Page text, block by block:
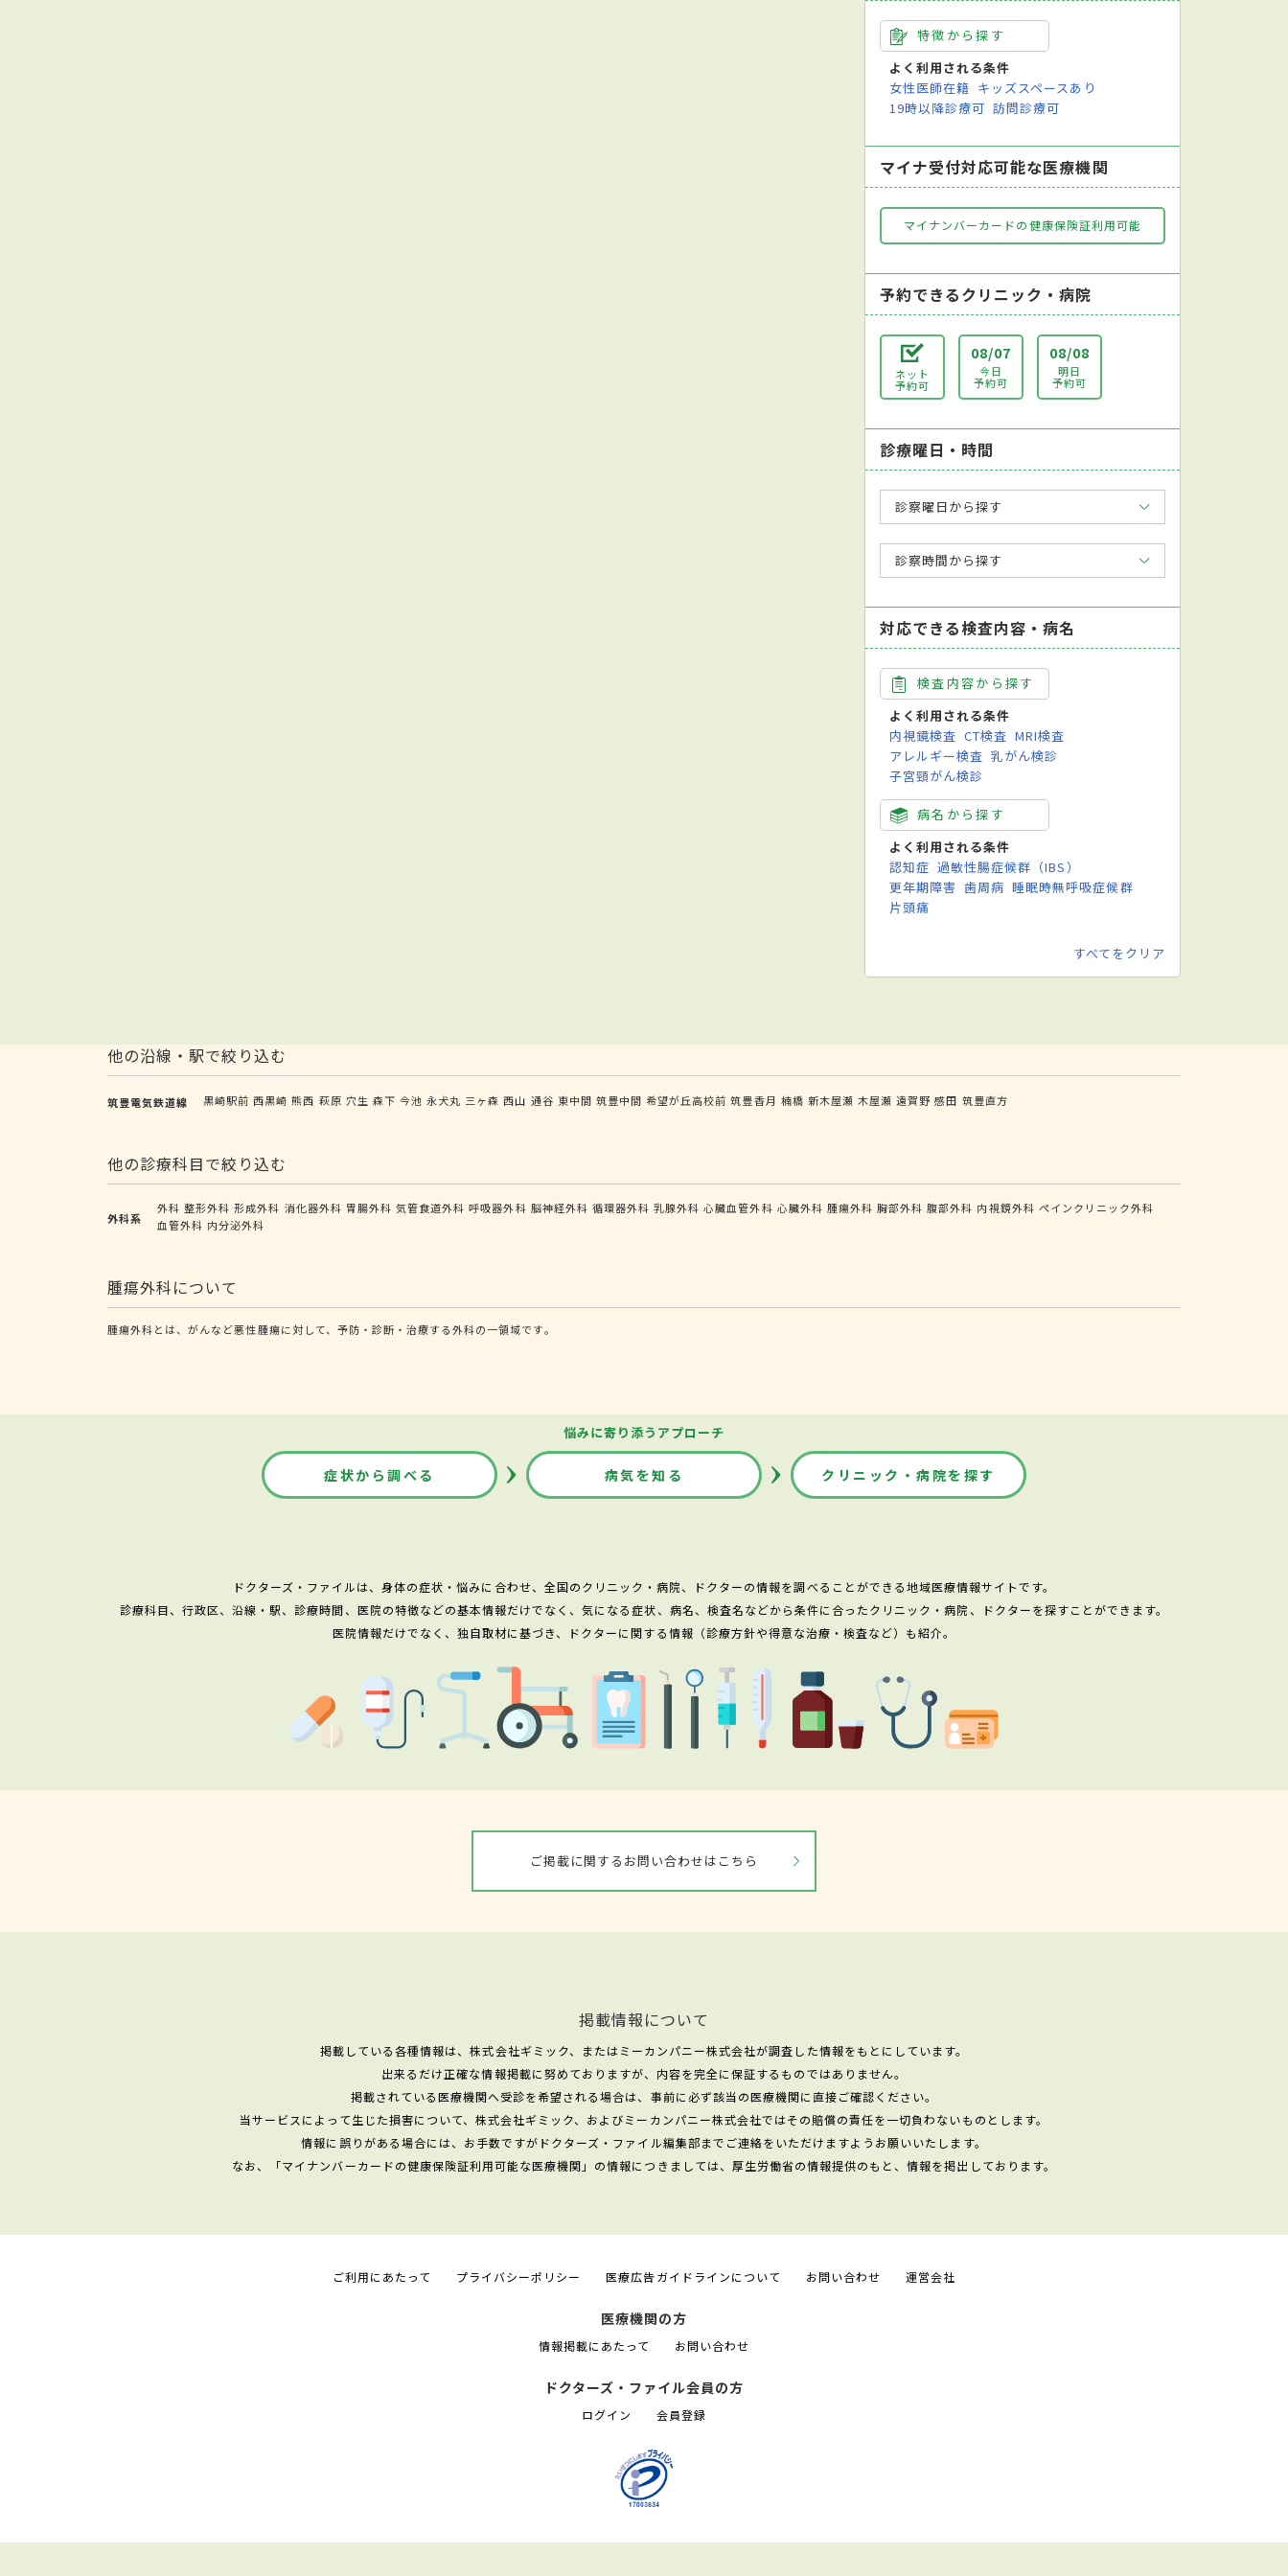
特徴から探す
よく利用される条件
女性医師在籍 キッズスペースあり
19時以降診療可 訪問診療可
マイナ受付対応可能な医療機関
マイナンバーカードの健康保険証利用可能
予約できるクリニック・病院
ネット
予約可
08/07
今日
予約可
08/08
明日
予約可
診療曜日・時間
診察曜日から探す
診察時間から探す
対応できる検査内容・病名
検査内容から探す
よく利用される条件
内視鏡検査 CT検査 MRI検査
アレルギー検査 乳がん検診
子宮頸がん検診
病名から探す
よく利用される条件
認知症 過敏性腸症候群（IBS）
更年期障害 歯周病 睡眠時無呼吸症候群
片頭痛
すべてをクリア
他の沿線・駅で絞り込む
筑豊電気鉄道線 黒崎駅前 西黒崎 熊西 萩原 穴生 森下 今池 永犬丸 三ヶ森 西山 通谷 東中間 筑豊中間 希望が丘高校前 筑豊香月 楠橋 新木屋瀬 木屋瀬 遠賀野 感田 筑豊直方
他の診療科目で絞り込む
外科系
外科 整形外科 形成外科 消化器外科 胃腸外科 気管食道外科 呼吸器外科 脳神経外科 循環器外科 乳腺外科 心臓血管外科 心臓外科 腫瘍外科 胸部外科 腹部外科 内視鏡外科 ペインクリニック外科
血管外科 内分泌外科
腫瘍外科について
腫瘍外科とは、がんなど悪性腫瘍に対して、予防・診断・治療する外科の一領域です。
悩みに寄り添うアプローチ
症状から調べる 病気を知る クリニック・病院を探す
ドクターズ・ファイルは、身体の症状・悩みに合わせ、全国のクリニック・病院、ドクターの情報を調べることができる地域医療情報サイトです。
診療科目、行政区、沿線・駅、診療時間、医院の特徴などの基本情報だけでなく、気になる症状、病名、検査名などから条件に合ったクリニック・病院、ドクターを探すことができます。
医院情報だけでなく、独自取材に基づき、ドクターに関する情報（診療方針や得意な治療・検査など）も紹介。
ご掲載に関するお問い合わせはこちら
掲載情報について
掲載している各種情報は、株式会社ギミック、またはミーカンパニー株式会社が調査した情報をもとにしています。
出来るだけ正確な情報掲載に努めておりますが、内容を完全に保証するものではありません。
掲載されている医療機関へ受診を希望される場合は、事前に必ず該当の医療機関に直接ご確認ください。
当サービスによって生じた損害について、株式会社ギミック、およびミーカンパニー株式会社ではその賠償の責任を一切負わないものとします。
情報に誤りがある場合には、お手数ですがドクターズ・ファイル編集部までご連絡をいただけますようお願いいたします。
なお、「マイナンバーカードの健康保険証利用可能な医療機関」の情報につきましては、厚生労働省の情報提供のもと、情報を掲出しております。
ご利用にあたって プライバシーポリシー 医療広告ガイドラインについて お問い合わせ 運営会社
医療機関の方
情報掲載にあたって お問い合わせ
ドクターズ・ファイル会員の方
ログイン 会員登録